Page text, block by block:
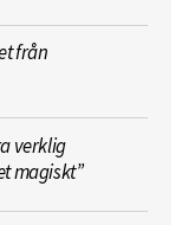
från
verklig
magiskt”